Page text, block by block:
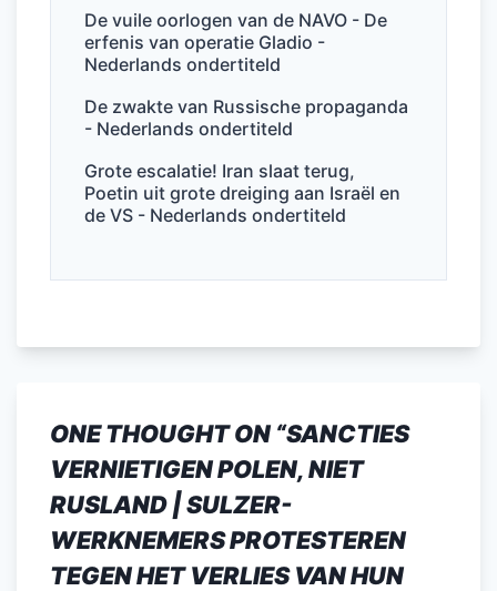
De vuile oorlogen van de NAVO - De
erfenis van operatie Gladio -
Nederlands ondertiteld
De zwakte van Russische propaganda
- Nederlands ondertiteld
Grote escalatie! Iran slaat terug,
Poetin uit grote dreiging aan Israël en
de VS - Nederlands ondertiteld
ONE THOUGHT ON “SANCTIES
VERNIETIGEN POLEN, NIET
RUSLAND | SULZER-
WERKNEMERS PROTESTEREN
TEGEN HET VERLIES VAN HUN